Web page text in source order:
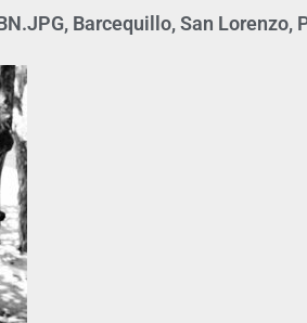
Barcequillo, San Lorenzo,